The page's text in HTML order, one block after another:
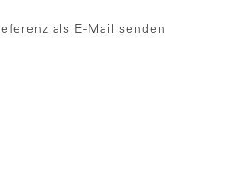
als E-Mail senden